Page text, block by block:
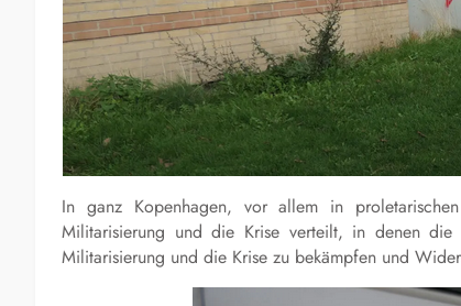
In ganz Kopenhagen, vor allem in
Militarisierung und die Krise verteilt, in denen die
Militarisierung und die Krise zu bekämpfen und